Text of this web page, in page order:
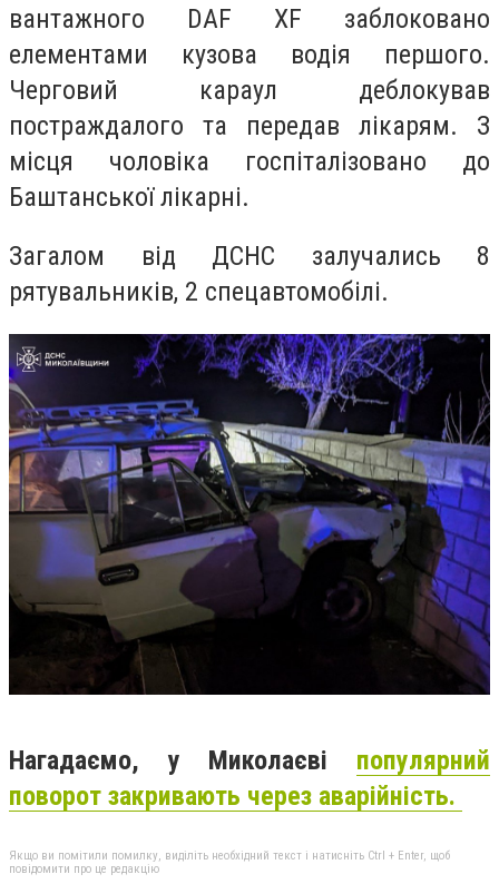
вантажного DAF XF заблоковано
елементами кузова водія першого.
Черговий караул деблокував
постраждалого та передав лікарям. З
місця чоловіка госпіталізовано до
Баштанської лікарні.
Загалом від ДСНС залучались 8
рятувальників, 2 спецавтомобілі.
Нагадаємо, у Миколаєві популярний
поворот закривають через аварійність.
Якщо ви помітили помилку, виділіть необхідний текст і натисніть Ctrl + Enter, щоб
повідомити про це редакцію